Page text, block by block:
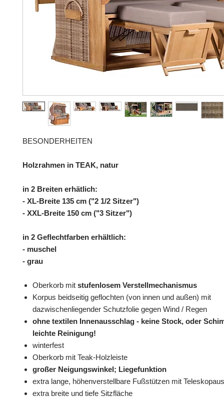
BESONDERHEITEN
Holzrahmen in TEAK, natur
in 2 Breiten erhätlich:
- XL-Breite 135 cm ("2 1/2 Sitzer")
- XXL-Breite 150 cm ("3 Sitzer")
in 2 Geflechtfarben erhältlich:
- muschel
- grau
Oberkorb mit stufenlosem Verstellmechanismus
Korpus beidseitig geflochten (von innen und außen) mit
dazwischenliegender Schutzfolie gegen Wind / Regen
ohne textilen Innenausschlag - keine Stock, oder
leichte Reinigung!
winterfest
Oberkorb mit Teak-Holzleiste
großer Neigungswinkel; Liegefunktion
extra lange, höhenverstellbare Fußstützen mit
extra breite und tiefe Sitzfläche